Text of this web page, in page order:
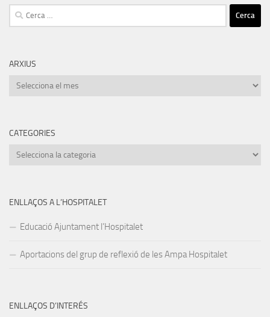
Cerca:
ARXIUS
Arxius
CATEGORIES
Categories
ENLLAÇOS A L’HOSPITALET
Educació Ajuntament l’Hospitalet
Aportacions del grup de reflexió de les Ampa Hospitalet
ENLLAÇOS D’INTERÉS